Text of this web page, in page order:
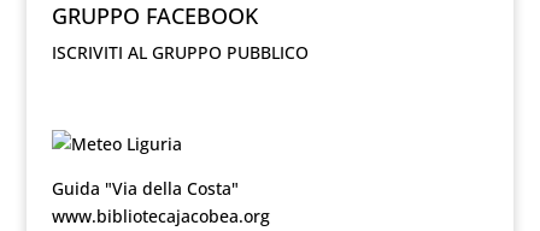
GRUPPO FACEBOOK
ISCRIVITI AL GRUPPO PUBBLICO
Guida "Via della Costa"
www.bibliotecajacobea.org